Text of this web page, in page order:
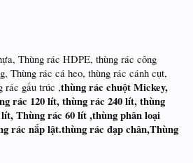
Thùng rác HDPE, thùng rác công
Thùng rác cá heo, thùng rác cánh cụt,
rác gấu trúc ,thùng rác chuột Mickey,
rác 120 lít, thùng rác 240 lít, thùng
Thùng rác 60 lít ,thùng phân loại
rác nắp lật.thùng rác đạp chân,Thùng